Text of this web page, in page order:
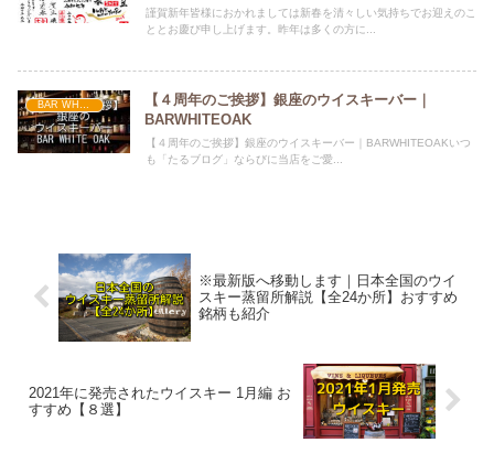
謹賀新年皆様におかれましては新春を清々しい気持ちでお迎えのこ
ととお慶び申し上げます。昨年は多くの方に...
BAR WHITE OAK からのお知らせ
【４周年のご挨拶】銀座のウイスキーバー｜
BARWHITEOAK
【４周年のご挨拶】銀座のウイスキーバー｜BARWHITEOAKいつ
も「たるブログ」ならびに当店をご愛...
※最新版へ移動します｜日本全国のウイ
スキー蒸留所解説【全24か所】おすすめ
銘柄も紹介
2021年に発売されたウイスキー 1月編 お
すすめ【８選】